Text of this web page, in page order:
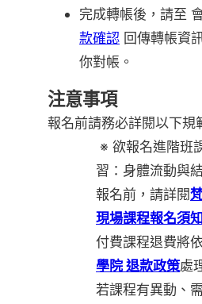
完成轉帳後，請至
款確認 回傳轉帳資
你對帳。
注意事項
報名前請務必詳閱以下規
※ 欲報名進階班
習：身體流動與
報名前，請詳閱
現場課程報名須知
付費課程退費將
學院 退款政策處
若課程有異動、